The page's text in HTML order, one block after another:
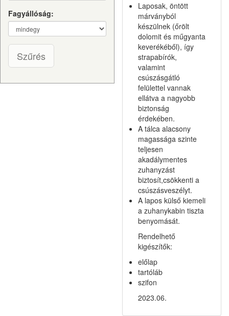
Fagyállóság:
Szűrés
Laposak, öntött
márványból
készülnek (őrölt
dolomit és műgyanta
keverékéből), így
strapabírók,
valamint
csúszásgátló
felülettel vannak
ellátva a nagyobb
biztonság
érdekében.
A tálca alacsony
magassága szinte
teljesen
akadálymentes
zuhanyzást
biztosít,csökkenti a
csúszásveszélyt.
A lapos külső kiemeli
a zuhanykabin tiszta
benyomását.
Rendelhető
kigészítők:
előlap
tartóláb
szifon
2023.06.